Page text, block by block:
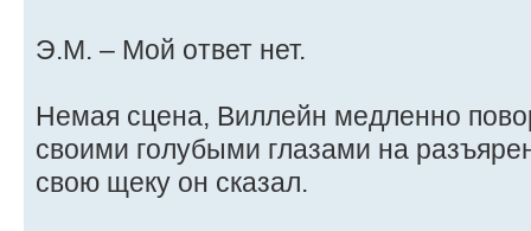
Э.М. – Мой ответ нет.
Немая сцена, Виллейн медленно
своими голубыми глазами на
свою щеку он сказал.